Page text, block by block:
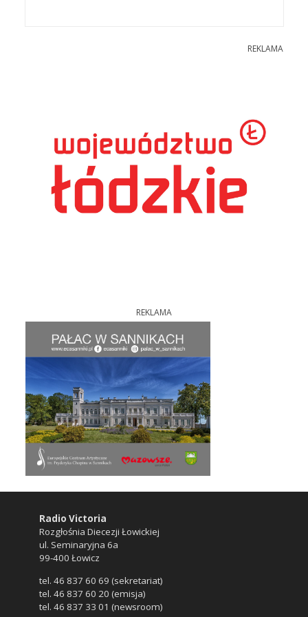
REKLAMA
REKLAMA
Radio Victoria
Rozgłośnia Diecezji Łowickiej
ul. Seminaryjna 6a
99-400 Łowicz
tel. 46 837 60 69 (sekretariat)
tel. 46 837 60 20 (emisja)
tel. 46 837 33 01 (newsroom)